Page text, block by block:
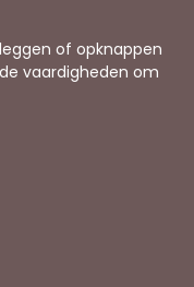
of opknappen
vaardigheden om